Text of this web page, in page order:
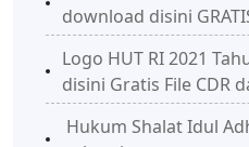
download disini
Logo HUT RI 2021
disini Gratis File CDR
Hukum Shalat Idul